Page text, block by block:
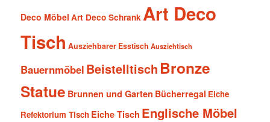
Deco Möbel Art Deco Schrank Art Deco
Tisch Ausziehbarer Esstisch Ausziehtisch
Bauernmöbel Beistelltisch Bronze
Statue Brunnen und Garten Bücherregal Eiche
Refektorium Tisch Eiche Tisch Englische Möbel